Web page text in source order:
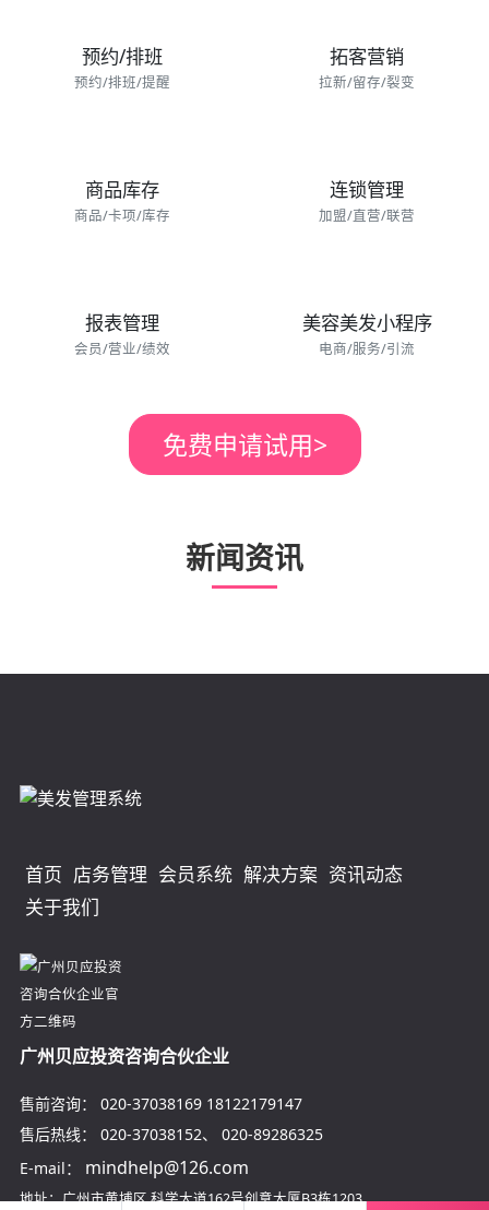
预约/排班
预约/排班/提醒
拓客营销
拉新/留存/裂变
商品库存
商品/卡项/库存
连锁管理
加盟/直营/联营
报表管理
会员/营业/绩效
美容美发小程序
电商/服务/引流
免费申请试用>
新闻资讯
首页 店务管理 会员系统 解决方案 资讯动态
关于我们
广州贝应投资咨询合伙企业
售前咨询： 020-37038169 18122179147
售后热线：
020-37038152、 020-89286325
E-mail：
mindhelp@126.com
地址：广州市黄埔区科学大道162号创意大厦B3栋1203